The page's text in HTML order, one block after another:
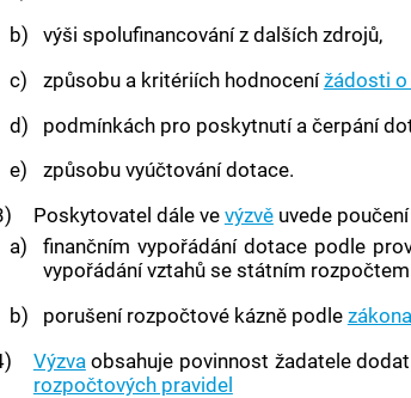
b)
výši spolufinancování z dalších zdrojů,
c)
způsobu a kritériích hodnocenížádosti o
d)
podmínkách pro poskytnutí a čerpání
e)
způsobu vyúčtování dotace.
Poskytovatel dále ve výzvěuvede
a)
finančním vypořádání dotace podle
vypořádání vztahů se státním
b)
porušení rozpočtové kázně podle
Výzva obsahuje povinnost žadatele
rozpočtových pravidel